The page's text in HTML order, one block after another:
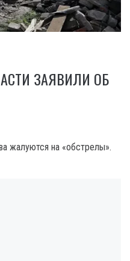
ЗАЯВИЛИ ОБ
жалуются на «обстрелы».